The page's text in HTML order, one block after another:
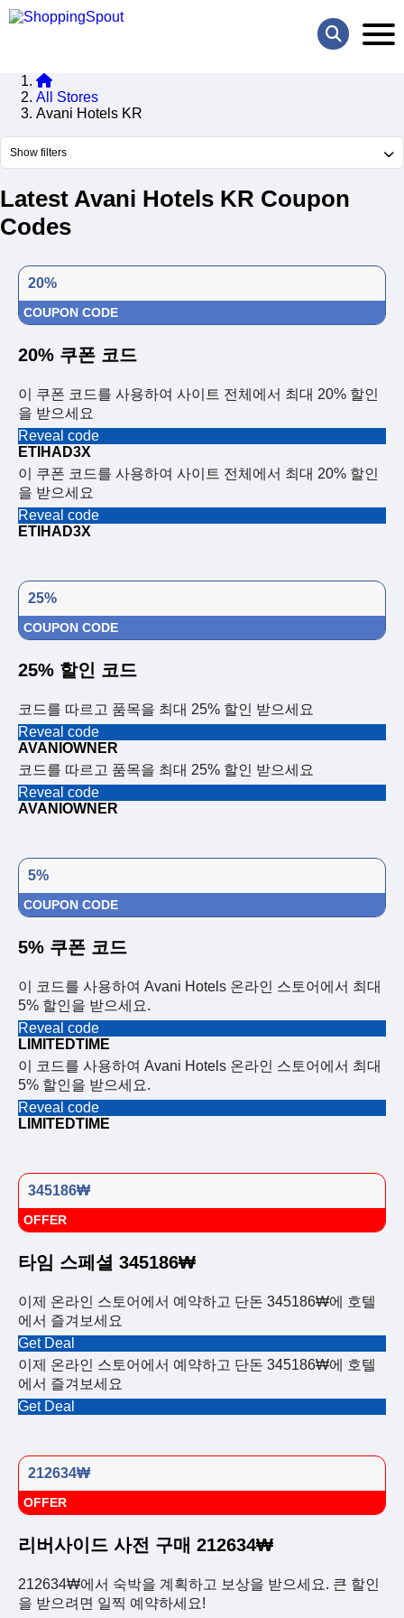
All Stores
Avani Hotels KR
Show filters
Latest Avani Hotels KR Coupon
Codes
20%
COUPON CODE
20% 쿠폰 코드
이 쿠폰 코드를 사용하여 사이트 전체에서 최대 20% 할인
을 받으세요
Reveal code
ETIHAD3X
이 쿠폰 코드를 사용하여 사이트 전체에서 최대 20% 할인
을 받으세요
Reveal code
ETIHAD3X
25%
COUPON CODE
25% 할인 코드
코드를 따르고 품목을 최대 25% 할인 받으세요
Reveal code
AVANIOWNER
코드를 따르고 품목을 최대 25% 할인 받으세요
Reveal code
AVANIOWNER
5%
COUPON CODE
5% 쿠폰 코드
이 코드를 사용하여 Avani Hotels 온라인 스토어에서 최대
5% 할인을 받으세요.
Reveal code
LIMITEDTIME
이 코드를 사용하여 Avani Hotels 온라인 스토어에서 최대
5% 할인을 받으세요.
Reveal code
LIMITEDTIME
345186₩
OFFER
타임 스페셜 345186₩
이제 온라인 스토어에서 예약하고 단돈 345186₩에 호텔
에서 즐겨보세요
Get Deal
이제 온라인 스토어에서 예약하고 단돈 345186₩에 호텔
에서 즐겨보세요
Get Deal
212634₩
OFFER
리버사이드 사전 구매 212634₩
212634₩에서 숙박을 계획하고 보상을 받으세요. 큰 할인
을 받으려면 일찍 예약하세요!